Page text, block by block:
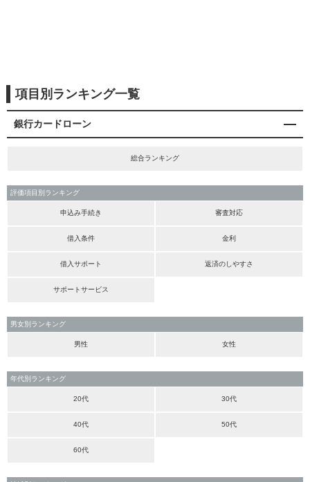
項目別ランキング一覧
銀行カードローン
総合ランキング
評価項目別ランキング
申込み手続き 審査対応
借入条件 金利
借入サポート 返済のしやすさ
サポートサービス
男女別ランキング
男性 女性
年代別ランキング
20代 30代
40代 50代
60代